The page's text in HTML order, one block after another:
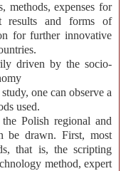
methods, expenses for
results and forms of
for further innovative
driven by the socio-
one can observe a
used.
Polish regional and
be drawn. First, most
that is, the scripting
method, expert